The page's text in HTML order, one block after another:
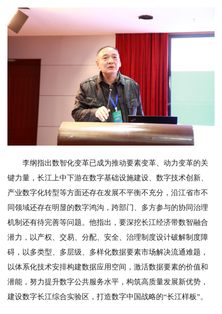
李纲指出数智化变革已成为推动要素变革、动力变革的关
键力量，长江上中下游在数字基础设施建设、数字技术创新、
产业数字化转型等方面还存在发展不平衡不充分，沿江省市不
同领域还存在明显的数字鸿沟，跨部门、多方参与的协同治理
机制还有待完善等问题。他指出，要深挖长江经济带数智融合
潜力，以产权、交易、分配、安全、治理制度设计破解制度障
碍，以多类型、多层级、多样化数据要素市场解决流通难题，
以体系化技术安排构建数据应用空间，激活数据要素的价值和
潜能，努力提升数字公共服务水平，构筑高质量发展新优势，
建设数字长江综合实验区，打造数字中国战略的“长江样板”。